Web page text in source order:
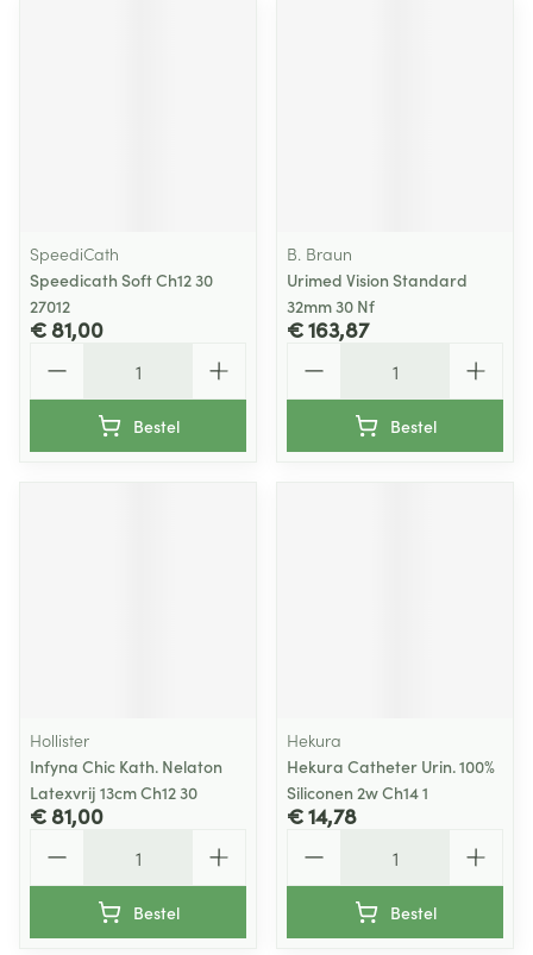
SpeediCath
Speedicath Soft Ch12 30
27012
€ 81,00
Bestel
B. Braun
Urimed Vision Standard
32mm 30 Nf
€ 163,87
Bestel
Hollister
Infyna Chic Kath. Nelaton
Latexvrij 13cm Ch12 30
€ 81,00
Bestel
Hekura
Hekura Catheter Urin. 100%
Siliconen 2w Ch14 1
€ 14,78
Bestel